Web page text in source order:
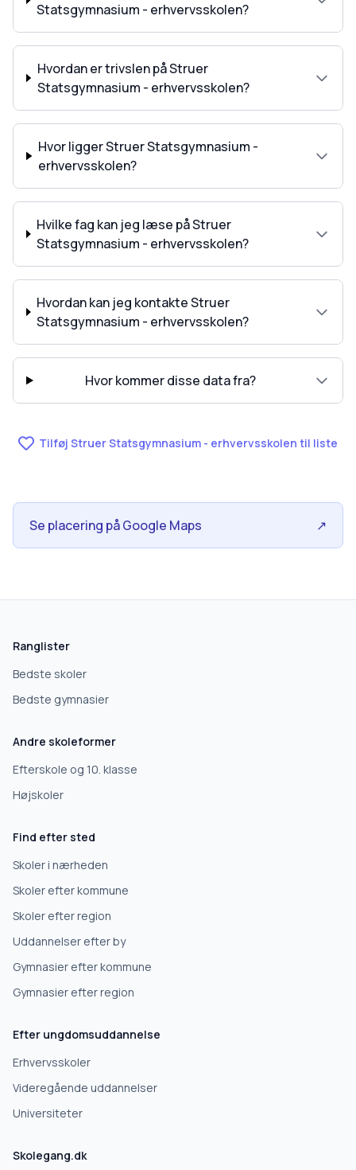
Statsgymnasium - erhvervsskolen?
Hvordan er trivslen på Struer
Statsgymnasium - erhvervsskolen?
Hvor ligger Struer Statsgymnasium -
erhvervsskolen?
Hvilke fag kan jeg læse på Struer
Statsgymnasium - erhvervsskolen?
Hvordan kan jeg kontakte Struer
Statsgymnasium - erhvervsskolen?
Hvor kommer disse data fra?
Tilføj Struer Statsgymnasium - erhvervsskolen til liste
Se placering på Google Maps ↗
Hvad leder du efter?
Vi bruger dit valg til at stille de rigtige spørgsmål.
Grundskole
10. klasse
Erhvervsuddannelse
Højskole
Videregående uddannelse
Deles kun med gymnasier, der matcher det, du søger.
Ranglister
Bedste skoler
Bedste gymnasier
Andre skoleformer
Efterskole og 10. klasse
Højskoler
Find efter sted
Skoler i nærheden
Skoler efter kommune
Skoler efter region
Uddannelser efter by
Gymnasier efter kommune
Gymnasier efter region
Efter ungdomsuddannelse
Erhvervsskoler
Videregående uddannelser
Universiteter
Skolegang.dk